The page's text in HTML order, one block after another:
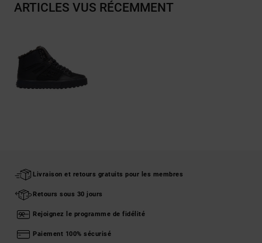
ARTICLES VUS RÉCEMMENT
Livraison et retours gratuits pour les membres
Retours sous 30 jours
Rejoignez le programme de fidélité
Paiement 100% sécurisé